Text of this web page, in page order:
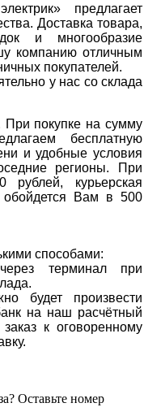
предлагает
Доставка товара,
и многообразие
компанию отличным
покупателей.
у нас со склада
покупке на сумму
бесплатную
и удобные условия
регионы. При
курьерская
обойдется Вам в 500
способами:
терминал при
будет произвести
на наш расчётный
к оговоренному
Оставьте номер